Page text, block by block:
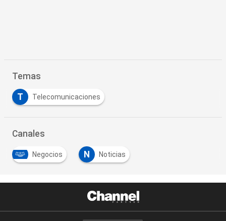
Temas
T Telecomunicaciones
Canales
Negocios N Noticias